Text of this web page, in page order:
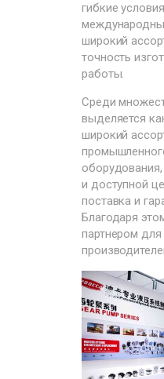
гибкие
широкий
точность
работы.
Среди
выделяется
широкий
и доступной
поставка и
Благодаря
партнером